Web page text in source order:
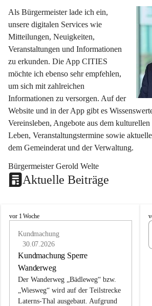
Als Bürgermeister lade ich ein,
unsere digitalen Services wie
Mitteilungen, Neuigkeiten,
Veranstaltungen und Informationen
zu erkunden. Die App CITIES
möchte ich ebenso sehr empfehlen,
um sich mit zahlreichen
Informationen zu versorgen. Auf der
Website und in der App gibt es
Vereinsleben, Angebote aus dem
Leben, Veranstaltungstermine sowie
dem Gemeinderat und der Verwaltung.
Bürgermeister Gerold Welte
Aktuelle Beiträge
L
vor 1 Woche
Kundmachung
30.07.2026
Kundmachung Sperre
Wanderweg
Der Wanderweg „Bädleweg“ bzw.
„Wiesweg“ wird auf der Teilstrecke
Laterns-Thal ausgebaut. Aufgrund
a
e